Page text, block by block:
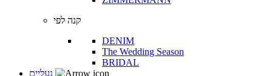
קנה לפי
DENIM
The Wedding Season
BRIDAL